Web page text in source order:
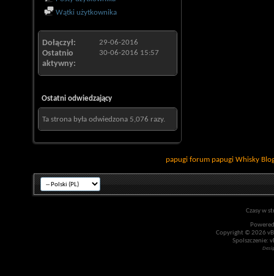
Wątki użytkownika
Dołączył 29-06-2016
Ostatnio
aktywny
30-06-2016 15:57
Ostatni odwiedzający
Ta strona była odwiedzona 5,076 razy.
papugi forum papugi Whisky
Czasy w
Copyright © 2026
Spolszczenie: